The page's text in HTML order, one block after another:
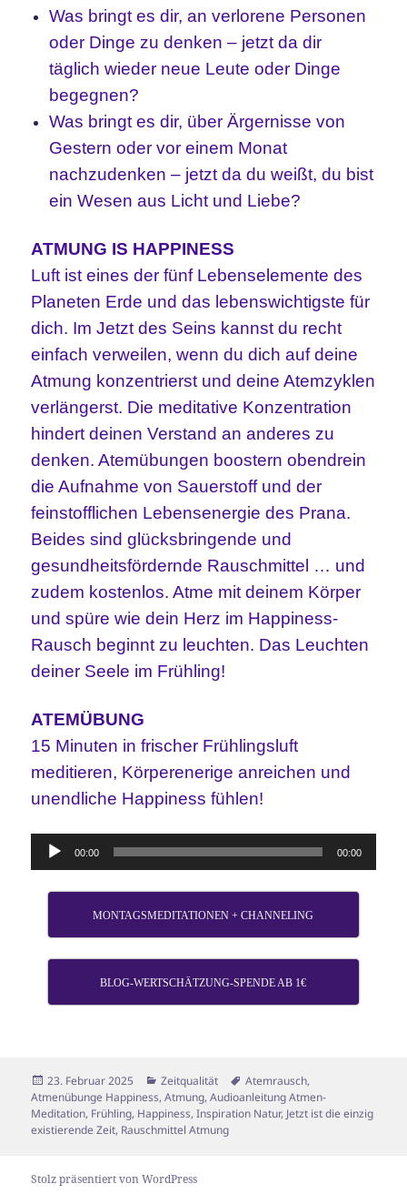
Was bringt es dir, an verlorene Personen
oder Dinge zu denken – jetzt da dir
täglich wieder neue Leute oder Dinge
begegnen?
Was bringt es dir, über Ärgernisse von
Gestern oder vor einem Monat
nachzudenken – jetzt da du weißt, du bist
ein Wesen aus Licht und Liebe?
ATMUNG IS HAPPINESS
Luft ist eines der fünf Lebenselemente des
Planeten Erde und das lebenswichtigste für
dich. Im Jetzt des Seins kannst du recht
einfach verweilen, wenn du dich auf deine
Atmung konzentrierst und deine Atemzyklen
verlängerst. Die meditative Konzentration
hindert deinen Verstand an anderes zu
denken. Atemübungen boostern obendrein
die Aufnahme von Sauerstoff und der
feinstofflichen Lebensenergie des Prana.
Beides sind glücksbringende und
gesundheitsfördernde Rauschmittel … und
zudem kostenlos. Atme mit deinem Körper
und spüre wie dein Herz im Happiness-
Rausch beginnt zu leuchten. Das Leuchten
deiner Seele im Frühling!
ATEMÜBUNG
15 Minuten in frischer Frühlingsluft
meditieren, Körperenerige anreichen und
unendliche Happiness fühlen!
Audio-
00:00 00:00
MONTAGSMEDITATIONEN + CHANNELING
BLOG-WERTSCHÄTZUNG-SPENDE AB 1€
Veröffentlicht
am
23. Februar 2025 Kategorien
Zeitqualität Schlagwörter
Atemrausch,
Atmenübunge Happiness,Atmung,Audioanleitung Atmen-
Meditation, Frühling, Happiness,Inspiration Natur, Jetzt ist die einzig
existierende Zeit, Rauschmittel Atmung
Stolz präsentiert von WordPress